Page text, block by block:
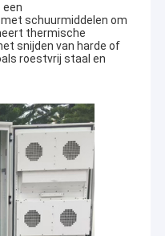
een
schuurmiddelen om
thermische
snijden van harde of
roestvrij staal en
en biedt
als
oplossingen om aan de
te voldoen..
wij uitstekend in het